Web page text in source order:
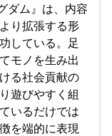
ダム』は、内容
り拡張する形
している。足
モノを生み出
る社会貢献の
遊びやすく組
いるだけでは
を端的に表現